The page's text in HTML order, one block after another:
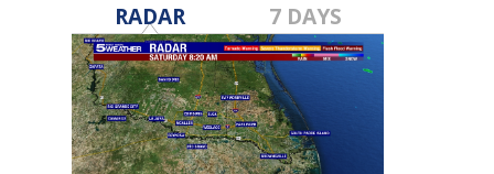
RADAR 7 DAYS